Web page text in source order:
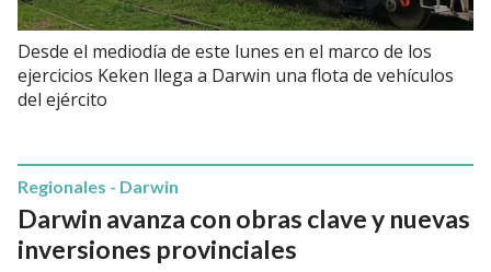
Desde el mediodía de este lunes en el marco de los
ejercicios Keken llega a Darwin una flota de vehículos
del ejército
Darwin avanza con obras clave y nuevas
inversiones provinciales
Regionales - Darwin